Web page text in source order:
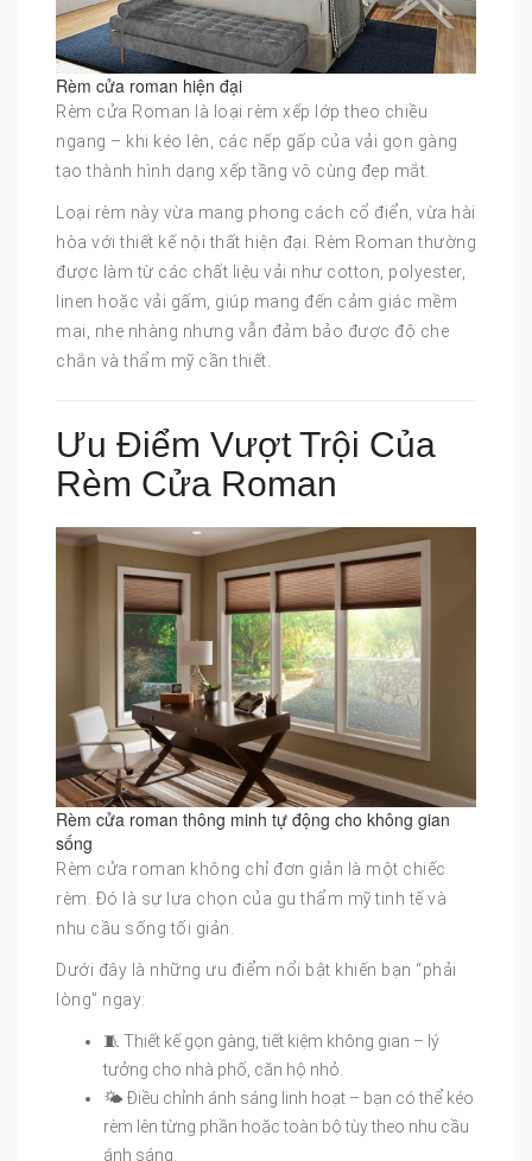
Rèm cửa roman hiện đại
Rèm cửa Roman là loại rèm xếp lớp theo chiều
ngang – khi kéo lên, các nếp gấp của vải gọn gàng
tạo thành hình dạng xếp tầng vô cùng đẹp mắt.
Loại rèm này vừa mang phong cách cổ điển, vừa hài
hòa với thiết kế nội thất hiện đại. Rèm Roman thường
được làm từ các chất liệu vải như cotton, polyester,
linen hoặc vải gấm, giúp mang đến cảm giác mềm
mại, nhẹ nhàng nhưng vẫn đảm bảo được độ che
chắn và thẩm mỹ cần thiết.
Ưu Điểm Vượt Trội Của
Rèm Cửa Roman
Rèm cửa roman thông minh tự động cho không gian
sống
Rèm cửa roman không chỉ đơn giản là một chiếc
rèm. Đó là sự lựa chọn của gu thẩm mỹ tinh tế và
nhu cầu sống tối giản.
Dưới đây là những ưu điểm nổi bật khiến bạn “phải
lòng” ngay:
🧵 Thiết kế gọn gàng, tiết kiệm không gian – lý
tưởng cho nhà phố, căn hộ nhỏ.
🌤 Điều chỉnh ánh sáng linh hoạt – bạn có thể kéo
rèm lên từng phần hoặc toàn bộ tùy theo nhu cầu
ánh sáng.